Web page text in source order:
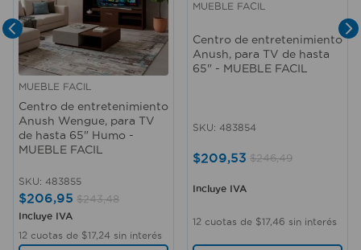
MUEBLE FACIL
Centro de entretenimiento
Anush Wengue, para TV
de hasta 65" Humo -
MUEBLE FACIL
SKU: 483855
$206,95 $243,48
Incluye IVA
12 cuotas de $17, 24 sin interés
MUEBLE FACIL
Centro de entretenimiento
Anush, para TV de hasta
65" - MUEBLE FACIL
SKU: 483854
$209,53 $246,49
Incluye IVA
12 cuotas de $17,46 sin interés